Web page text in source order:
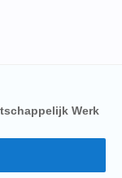
Werk